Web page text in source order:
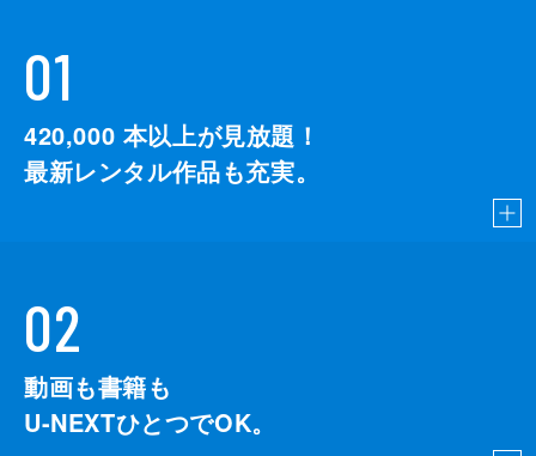
01
420,000 本以上が見放題！
最新レンタル作品も充実。
02
動画も書籍も
U-NEXTひとつでOK。